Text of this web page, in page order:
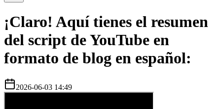
¡Claro! Aquí tienes el resumen
del script de YouTube en
formato de blog en español:
2026-06-03 14:49